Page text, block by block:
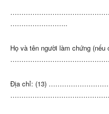
……………………..
Họ và tên người làm chứng
Địa chỉ: (13)